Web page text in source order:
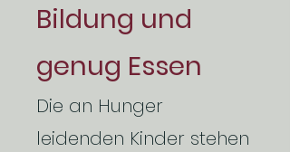
Bildung und
genug Essen
Die an Hunger
leidenden Kinder stehen